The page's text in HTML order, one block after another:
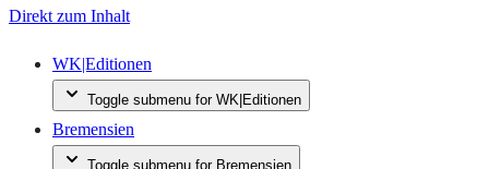
Direkt zum Inhalt
WK|Editionen
Toggle submenu for WK|Editionen
Bremensien
Toggle submenu for Bremensien